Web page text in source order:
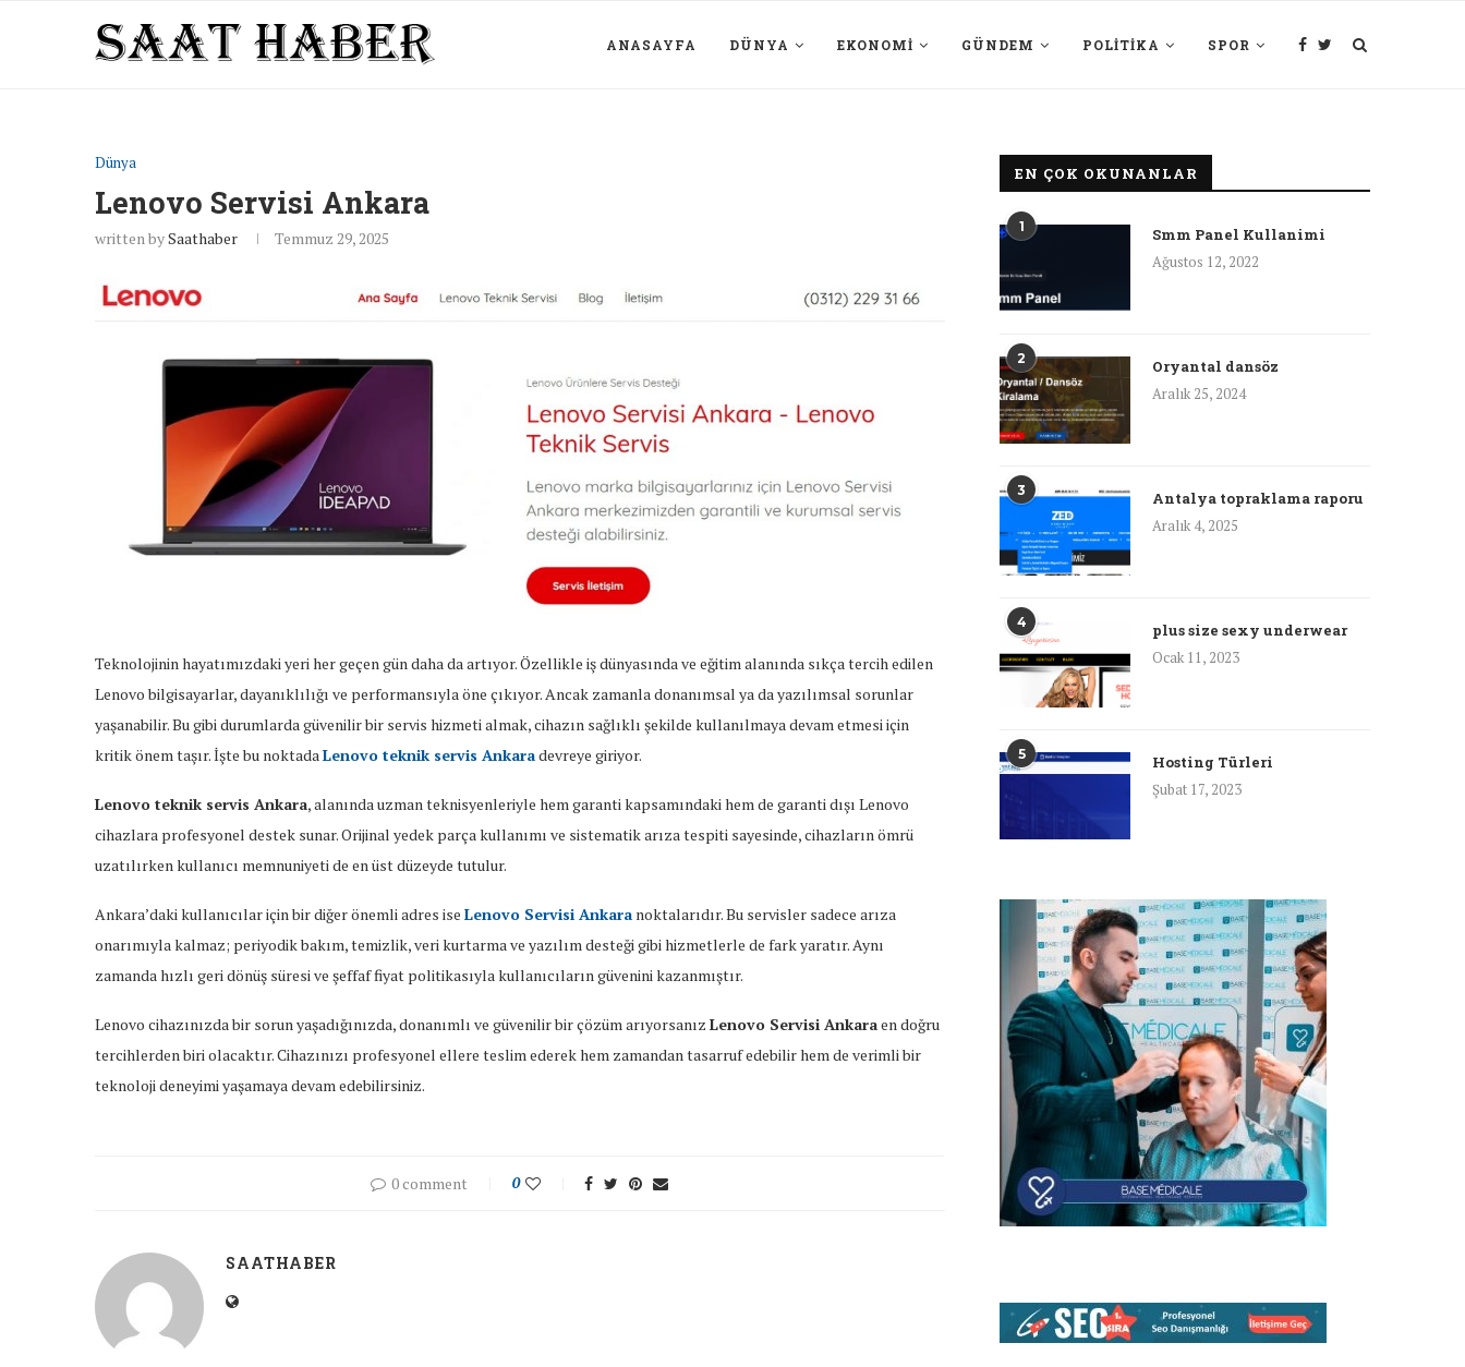
ANASAYFA DÜNYA EKONOMI GÜNDEM POLITIKA SPOR
Dünya
Lenovo Servisi Ankara
written bySaathaber Temmuz 29, 2025
Teknolojinin hayatımızdaki yeri her geçen gün daha da artıyor. Özellikle iş dünyasında ve eğitim alanında sıkça tercih edilen
Lenovo bilgisayarlar, dayanıklılığı ve performansıyla öne çıkıyor. Ancak zamanla donanımsal ya da yazılımsal sorunlar
yaşanabilir. Bu gibi durumlarda güvenilir bir servis hizmeti almak, cihazın sağlıklı şekilde kullanılmaya devam etmesi için
kritik önem taşır. İşte bu noktadaLenovo teknik servis Ankaradevreye giriyor.
Lenovo teknik servis Ankara, alanında uzman teknisyenleriyle hem garanti kapsamındaki hem de garanti dışı Lenovo
cihazlara profesyonel destek sunar. Orijinal yedek parça kullanımı ve sistematik arıza tespiti sayesinde, cihazların ömrü
uzatılırken kullanıcı memnuniyeti de en üst düzeyde tutulur.
Ankara’daki kullanıcılar için bir diğer önemli adres ise Lenovo Servisi Ankara noktalarıdır. Bu servisler sadece arıza
onarımıyla kalmaz; periyodik bakım, temizlik, veri kurtarma ve yazılım desteği gibi hizmetlerle de fark yaratır. Aynı
zamanda hızlı geri dönüş süresi ve şeffaf fiyat politikasıyla kullanıcıların güvenini kazanmıştır.
Lenovo cihazınızda bir sorun yaşadığınızda, donanımlı ve güvenilir bir çözüm arıyorsanız Lenovo Servisi Ankaraen doğru
tercihlerden biri olacaktır. Cihazınızı profesyonel ellere teslim ederek hem zamandan tasarruf edebilir hem de verimli bir
teknoloji deneyimi yaşamaya devam edebilirsiniz.
0 comment 0
SAATHABER
EN ÇOK OKUNANLAR
1
Smm Panel Kullanimi
Ağustos 12, 2022
2
Oryantal dansöz
Aralık 25, 2024
3
Antalya topraklama raporu
Aralık 4, 2025
4
plus size sexy underwear
Ocak 11, 2023
5
Hosting Türleri
Şubat 17, 2023